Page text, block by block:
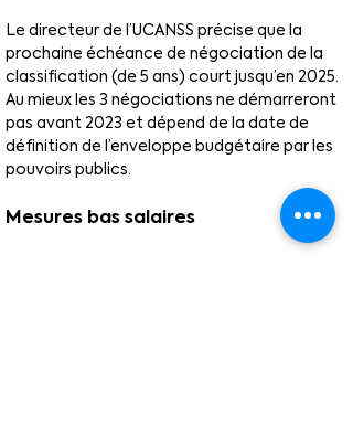
Le directeur de l’UCANSS précise que la
prochaine échéance de négociation de la
classification (de 5 ans) court jusqu’en 2025.
Au mieux les 3 négociations ne démarreront
pas avant 2023 et dépend de la date de
définition de l’enveloppe budgétaire par les
pouvoirs publics.
Mesures bas salaires